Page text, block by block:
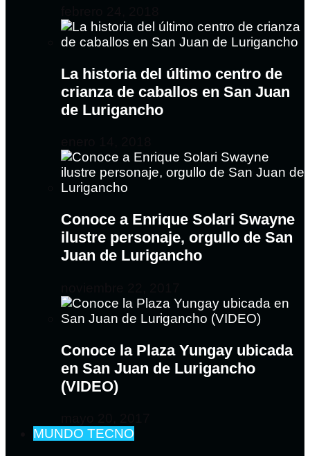
La historia del último centro de
crianza de caballos en San Juan
de Lurigancho
Conoce a Enrique Solari Swayne
ilustre personaje, orgullo de San
Juan de Lurigancho
Conoce la Plaza Yungay ubicada
en San Juan de Lurigancho
(VIDEO)
MUNDO TECNO